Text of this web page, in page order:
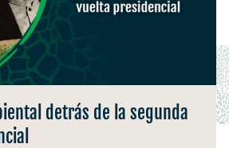
detrás de la segunda